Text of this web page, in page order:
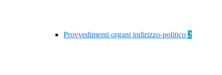
Provvedimenti organi indirizzo-politico 2